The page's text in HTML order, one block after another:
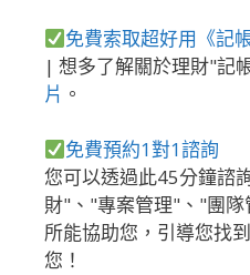
免費索取超好用《記
| 想多了解關於理財"記
片 。
免費預約1對1諮詢
您可以透過此45分鐘諮
財"、"專案管理"、"團
所能協助您，引導您找
您！